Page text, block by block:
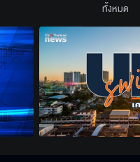
ทั้งหมด